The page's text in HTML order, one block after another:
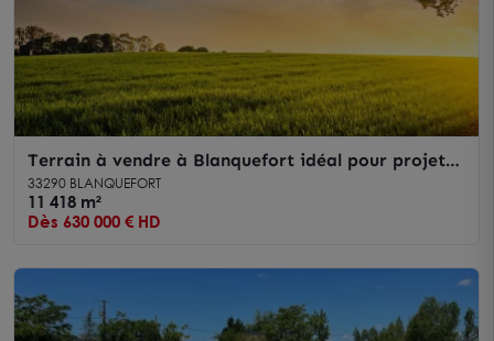
Terrain à vendre à Blanquefort idéal pour projet
agricole de 500 m²
33290 BLANQUEFORT
11 418 m²
Dès 630 000 € HD